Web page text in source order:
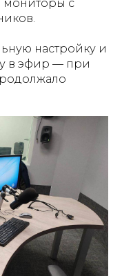
мониторы с
настройку и
в эфир — при